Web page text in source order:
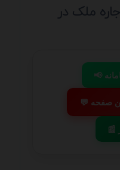
ملک در
صفحه